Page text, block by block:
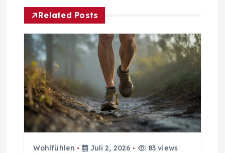
t
r
a
g
s
n
Related Posts
Wohlfühlen Juli 2, 2026 83 views